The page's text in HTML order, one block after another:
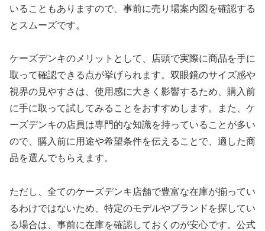
いることもありますので、事前に売り場案内図を確認する
とスムーズです。
ケーズデンキのメリットとして、店頭で実際に商品を手に
取って確認できる点が挙げられます。双眼鏡のサイズ感や
視界の見やすさは、使用感に大きく影響するため、購入前
に手に取って試してみることをおすすめします。また、ケ
ーズデンキの店員は専門的な知識を持っていることが多い
ので、購入前に用途や希望条件を伝えることで、適した商
品を選んでもらえます。
ただし、全てのケーズデンキ店舗で豊富な在庫が揃ってい
るわけではないため、特定のモデルやブランドを探してい
る場合は、事前に在庫を確認しておくのが安心です。公式